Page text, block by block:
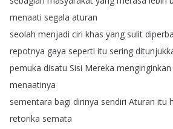
menaati segala aturan
seolah menjadi ciri khas yang sulit
repotnya gaya seperti itu sering
pemuka disatu Sisi Mereka menginginkan
menaatinya
sementara bagi dirinya sendiri Aturan itu
retorika semata